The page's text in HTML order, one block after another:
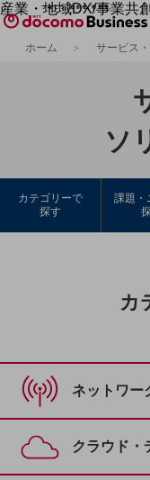
産業・地域DX/事業共創
OPEN HUB for Plural
OPEN HUB for Plural
プレイヤー(カタリスト/
Smart World
産業・地域DXプラットフォー
地域の取り組み
地域社会を支える皆さまと地
地域経済のさらなる活性化に
LGPF(Local Government
取り組みを検索
ホーム サービス
ソ
カテゴリーで
探す
課題・
カ
ネットワー
クラウド・